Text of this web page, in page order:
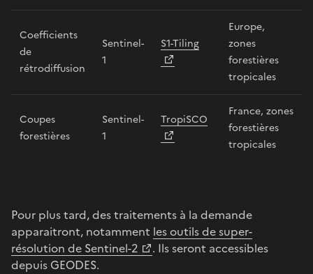
Coefficients
de
rétrodiffusion
Sentinel-
1
S1-Tiling
Europe,
zones
forestières
tropicales
Coupes
forestières
Sentinel-
1
TropiSCO
France, zones
forestières
tropicales
Pour plus tard, des traitements à la demande
apparaitront, notamment les outils de super-
résolution de Sentinel-2
. Ils seront accessibles
depuis GEODES.